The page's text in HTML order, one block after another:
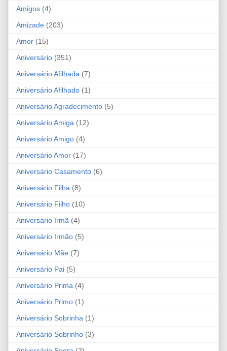
Amigos (4)
Amizade (203)
Amor (15)
Aniversário (351)
Aniversário Afilhada (7)
Aniversário Afilhado (1)
Aniversário Agradecimento (5)
Aniversário Amiga (12)
Aniversário Amigo (4)
Aniversário Amor (17)
Aniversário Casamento (6)
Aniversário Filha (8)
Aniversário Filho (10)
Aniversário Irmã (4)
Aniversário Irmão (5)
Aniversário Mãe (7)
Aniversário Pai (5)
Aniversário Prima (4)
Aniversário Primo (1)
Aniversário Sobrinha (1)
Aniversário Sobrinho (3)